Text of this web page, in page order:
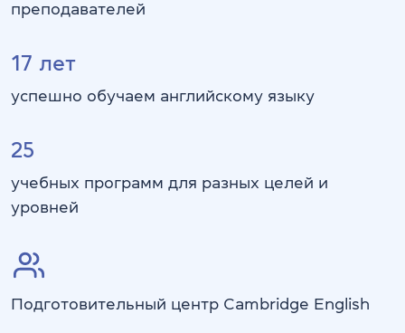
преподавателей
17 лет
успешно обучаем английскому языку
25
учебных программ для разных целей и
уровней
Подготовительный центр Cambridge English